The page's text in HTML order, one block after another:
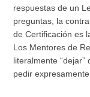
respuestas de un
preguntas, la
de Certificación es
Los Mentores de
literalmente
pedir expresamente.